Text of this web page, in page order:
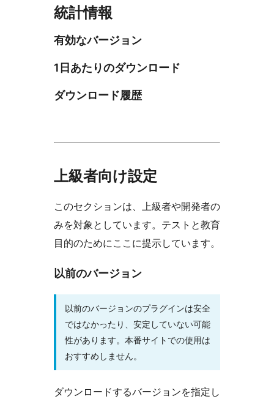
統計情報
有効なバージョン
1日あたりのダウンロード
ダウンロード履歴
上級者向け設定
このセクションは、上級者や開発者の
みを対象としています。テストと教育
目的のためにここに提示しています。
以前のバージョン
以前のバージョンのプラグインは安全
ではなかったり、安定していない可能
性があります。本番サイトでの使用は
おすすめしません。
ダウンロードするバージョンを指定し